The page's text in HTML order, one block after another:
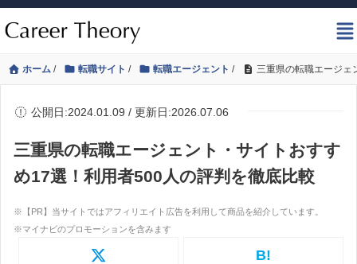
ホーム / 転職サイト / 転職エージェント / 三重県の転職エージェ
公開日:2024.01.09 / 更新日:2026.07.06
三重県の転職エージェント・サイトおすす
め17選！利用者500人の評判を徹底比較
B!